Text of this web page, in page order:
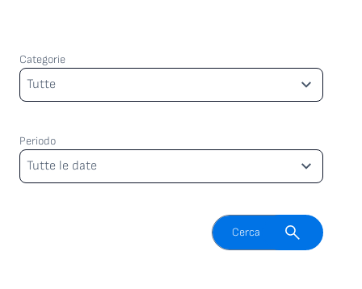
Categorie
Categorie
Tutte
Periodo
Periodo
Tutte le date
Attiva il campo di ricerca